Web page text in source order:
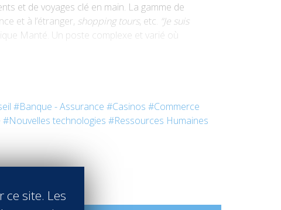
et de voyages clé en main. La gamme de
et à l’étranger, shopping tours, etc. “Je suis
Manté. Un poste complexe et varié où
#Banque - Assurance #Casinos #Commerce
#Nouvelles technologies #Ressources Humaines
site. Les